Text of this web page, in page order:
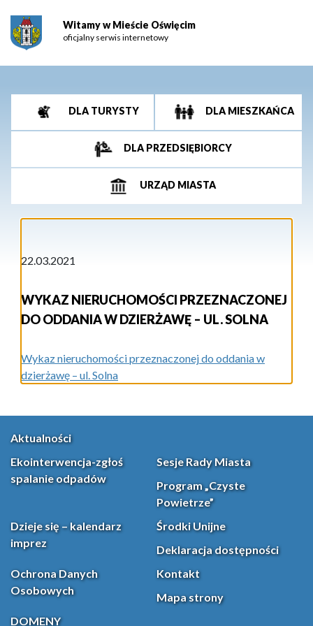
Witamy w Mieście Oświęcim
oficjalny serwis internetowy
DLA TURYSTY DLA MIESZKAŃCA
DLA PRZEDSIĘBIORCY
URZĄD MIASTA
22.03.2021
WYKAZ NIERUCHOMOŚCI PRZEZNACZONEJ
DO ODDANIA W DZIERŻAWĘ – UL. SOLNA
Wykaz nieruchomości przeznaczonej do oddania w
dzierżawę – ul. Solna
Aktualności
Ekointerwencja-zgłoś
spalanie odpadów
Sesje Rady Miasta
Program „Czyste
Powietrze”
Dzieje się – kalendarz
imprez
Środki Unijne
Deklaracja dostępności
Ochrona Danych
Osobowych
Kontakt
Mapa strony
DOMENY